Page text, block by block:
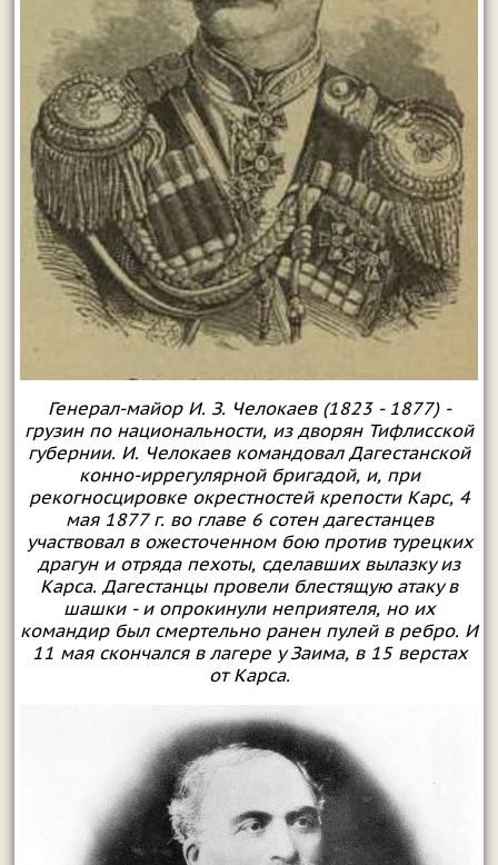
Генерал-майор И. З. Челокаев (1823 - 1877) -
грузин по национальности, из дворян Тифлисской
губернии. И. Челокаев командовал Дагестанской
конно-иррегулярной бригадой, и, при
рекогносцировке окрестностей крепости Карс, 4
мая 1877 г. во главе 6 сотен дагестанцев
участвовал в ожесточенном бою против турецких
драгун и отряда пехоты, сделавших вылазку из
Карса. Дагестанцы провели блестящую атаку в
шашки - и опрокинули неприятеля, но их
командир был смертельно ранен пулей в ребро. И
11 мая скончался в лагере у Заима, в 15 верстах
от Карса.